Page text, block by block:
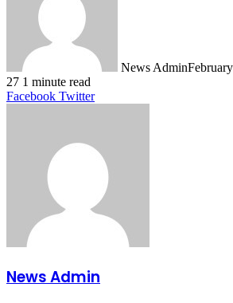
News Admin
27 1 minute read
Facebook TwitterLinkedIn
Tumblr
Pinterest
Reddit
VKontakte
Share
Print
News Admin